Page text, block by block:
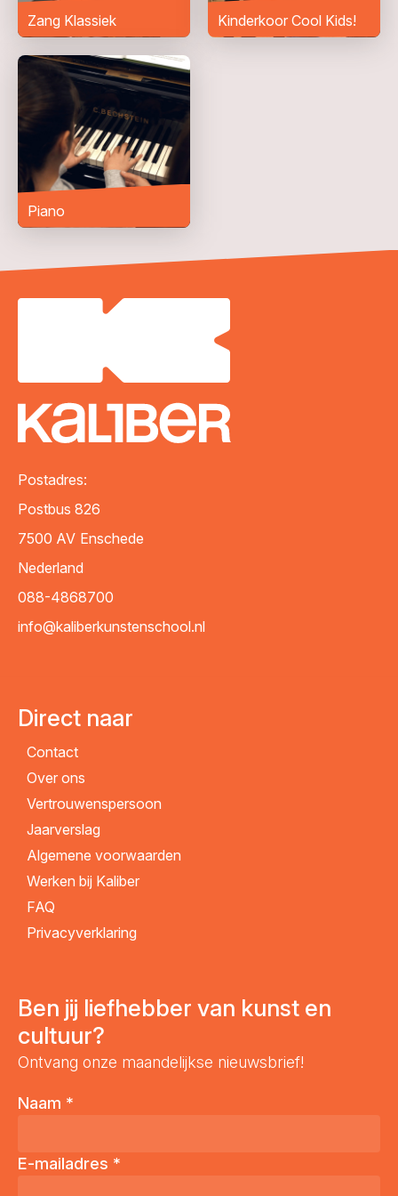
Zang Klassiek Kinderkoor Cool Kids!
Piano
Postadres:
Postbus 826
7500 AV Enschede
Nederland
088-4868700
info@kaliberkunstenschool.nl
Direct naar
Contact
Over ons
Vertrouwenspersoon
Jaarverslag
Algemene voorwaarden
Werken bij Kaliber
FAQ
Privacyverklaring
Ben jij liefhebber van kunst en
cultuur?
Ontvang onze maandelijkse nieuwsbrief!
Naam *
E-mailadres *